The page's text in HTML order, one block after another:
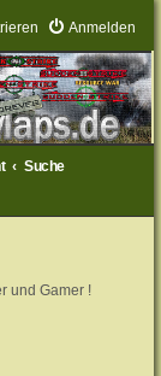
Anmelden
Suche
und Gamer !